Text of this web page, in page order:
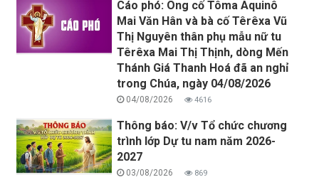
Cáo phó: Ông cố Tôma Aquinô
Mai Văn Hân và bà cố Têrêxa Vũ
Thị Nguyên thân phụ mẫu nữ tu
Têrêxa Mai Thị Thịnh, dòng Mến
Thánh Giá Thanh Hoá đã an nghỉ
trong Chúa, ngày 04/08/2026
04/08/2026 4616
Thông báo: V/v Tổ chức chương
trình lớp Dự tu nam năm 2026-
2027
03/08/2026 869